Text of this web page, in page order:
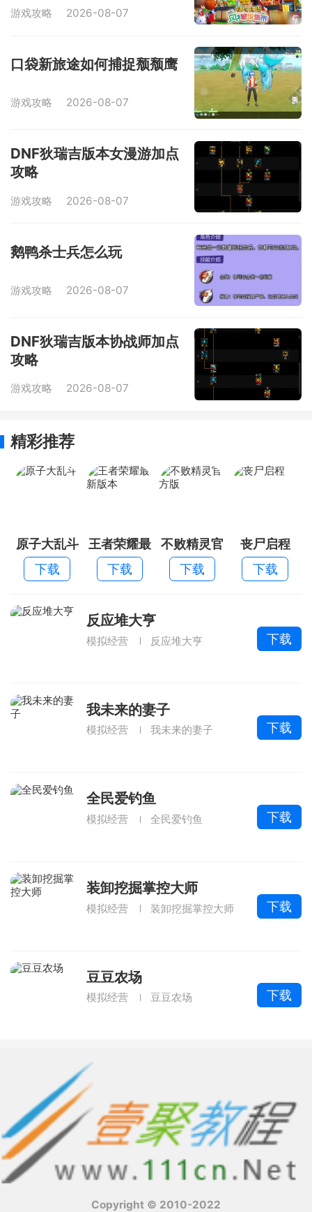
游戏攻略 2026-08-07
口袋新旅途如何捕捉颓颓鹰
游戏攻略 2026-08-07
DNF狄瑞吉版本女漫游加点
攻略
游戏攻略 2026-08-07
鹅鸭杀士兵怎么玩
游戏攻略 2026-08-07
DNF狄瑞吉版本协战师加点
攻略
游戏攻略 2026-08-07
精彩推荐
原子大乱斗
下载
王者荣耀最
新版本
下载
不败精灵官
方版
下载
丧尸启程
下载
反应堆大亨
模拟经营 反应堆大亨 下载
我未来的妻子
模拟经营 我未来的妻子 下载
全民爱钓鱼
模拟经营 全民爱钓鱼 下载
装卸挖掘掌控大师
模拟经营 装卸挖掘掌控大师 下载
豆豆农场
模拟经营 豆豆农场 下载
Copyright © 2010-2022